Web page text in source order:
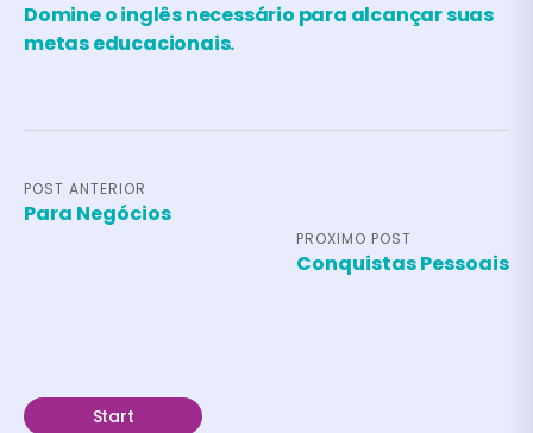
Domine o inglês necessário para alcançar suas
metas educacionais.
POST ANTERIOR
Para Negócios
PROXIMO POST
Conquistas Pessoais
Start